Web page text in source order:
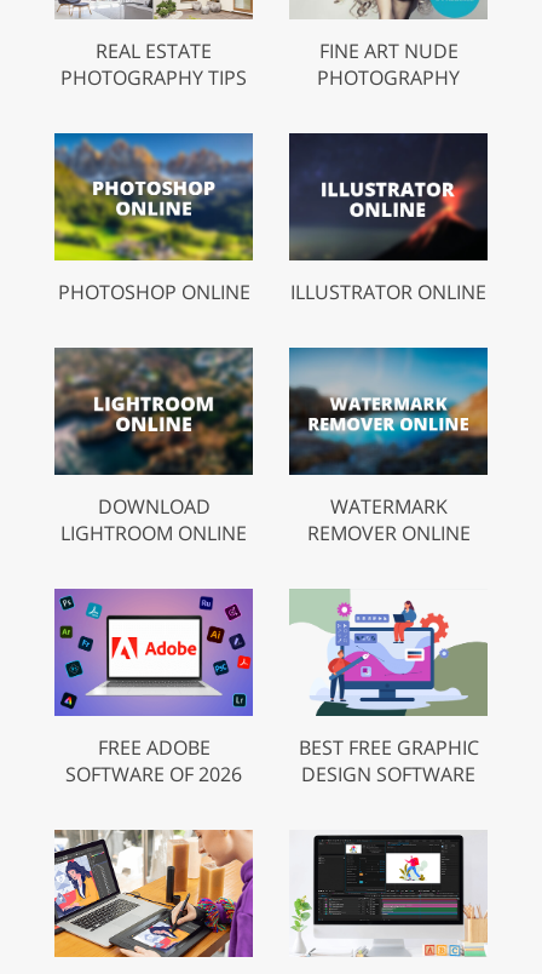
REAL ESTATE
PHOTOGRAPHY TIPS
FINE ART NUDE
PHOTOGRAPHY
PHOTOSHOP ONLINE ILLUSTRATOR ONLINE
DOWNLOAD
LIGHTROOM ONLINE
WATERMARK
REMOVER ONLINE
FREE ADOBE
SOFTWARE OF 2026
BEST FREE GRAPHIC
DESIGN SOFTWARE